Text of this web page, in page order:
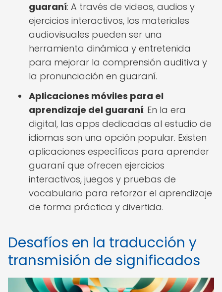
guaraní: A través de videos, audios y
ejercicios interactivos, los materiales
audiovisuales pueden ser una
herramienta dinámica y entretenida
para mejorar la comprensión auditiva y
la pronunciación en guaraní.
Aplicaciones móviles para el
aprendizaje del guaraní: En la era
digital, las apps dedicadas al estudio de
idiomas son una opción popular. Existen
aplicaciones específicas para aprender
guaraní que ofrecen ejercicios
interactivos, juegos y pruebas de
vocabulario para reforzar el aprendizaje
de forma práctica y divertida.
Desafíos en la traducción y
transmisión de significados